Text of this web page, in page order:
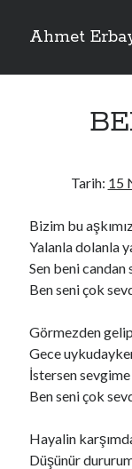
Ahmet
Yan
ELİF BENİ BIRAKMA
YALAN DEMEM
Son Yorumlar
BAĞIŞLA ADINIiçin
BAĞIŞLA ADINIiçin
BAĞIŞLA ADINIiçin
BAĞIŞLA ADINIiçin
Ara
Tarih: 15
Bizim bu
Yalanla dolanla
Sen beni candan
Ben seni çok
Görmezden
Gece
İstersen
Ben seni çok
Hayalin
Düşünür